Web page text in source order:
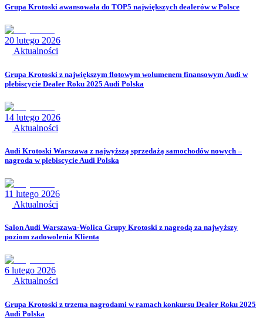
Grupa Krotoski awansowała do TOP5 największych dealerów w Polsce
20 lutego 2026
Aktualności
Grupa Krotoski z największym flotowym wolumenem finansowym Audi w
plebiscycie Dealer Roku 2025 Audi Polska
14 lutego 2026
Aktualności
Audi Krotoski Warszawa z najwyższą sprzedażą samochodów nowych –
nagroda w plebiscycie Audi Polska
11 lutego 2026
Aktualności
Salon Audi Warszawa-Wolica Grupy Krotoski z nagrodą za najwyższy
poziom zadowolenia Klienta
6 lutego 2026
Aktualności
Grupa Krotoski z trzema nagrodami w ramach konkursu Dealer Roku 2025
Audi Polska